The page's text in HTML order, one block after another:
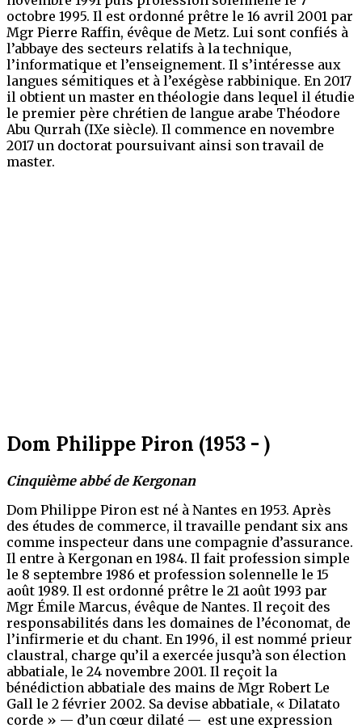
octobre 1995. Il est ordonné prêtre le 16 avril 2001 par
Mgr Pierre Raffin, évêque de Metz. Lui sont confiés à
l’abbaye des secteurs relatifs à la technique,
l’informatique et l’enseignement. Il s’intéresse aux
langues sémitiques et à l’exégèse rabbinique. En 2017
il obtient un master en théologie dans lequel il étudie
le premier père chrétien de langue arabe Théodore
Abu Qurrah (IXe siècle). Il commence en novembre
2017 un doctorat poursuivant ainsi son travail de
master.
Dom Philippe Piron (1953 - )
Cinquième abbé de Kergonan
Dom Philippe Piron est né à Nantes en 1953. Après
des études de commerce, il travaille pendant six ans
comme inspecteur dans une compagnie d’assurance.
Il entre à Kergonan en 1984. Il fait profession simple
le 8 septembre 1986 et profession solennelle le 15
août 1989. Il est ordonné prêtre le 21 août 1993 par
Mgr Émile Marcus, évêque de Nantes. Il reçoit des
responsabilités dans les domaines de l’économat, de
l’infirmerie et du chant. En 1996, il est nommé prieur
claustral, charge qu’il a exercée jusqu’à son élection
abbatiale, le 24 novembre 2001. Il reçoit la
bénédiction abbatiale des mains de Mgr Robert Le
Gall le 2 février 2002. Sa devise abbatiale, « Dilatato
corde » — d’un cœur dilaté — est une expression